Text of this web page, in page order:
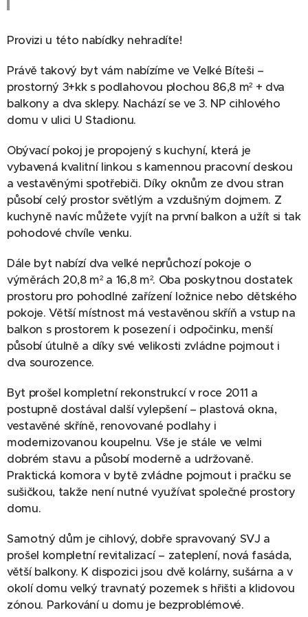
Provizi u této nabídky nehradíte!
Právě takový byt vám nabízíme ve Velké Bíteši –
prostorný 3+kk s podlahovou plochou 86,8 m² + dva
balkony a dva sklepy. Nachází se ve 3. NP cihlového
domu v ulici U Stadionu.
Obývací pokoj je propojený s kuchyní, která je
vybavená kvalitní linkou s kamennou pracovní deskou
a vestavěnými spotřebiči. Díky oknům ze dvou stran
působí celý prostor světlým a vzdušným dojmem. Z
kuchyně navíc můžete vyjít na první balkon a užít si tak
pohodové chvíle venku.
Dále byt nabízí dva velké neprůchozí pokoje o
výměrách 20,8 m² a 16,8 m². Oba poskytnou dostatek
prostoru pro pohodlné zařízení ložnice nebo dětského
pokoje. Větší místnost má vestavěnou skříň a vstup na
balkon s prostorem k posezení i odpočinku, menší
působí útulně a díky své velikosti zvládne pojmout i
dva sourozence.
Byt prošel kompletní rekonstrukcí v roce 2011 a
postupně dostával další vylepšení – plastová okna,
vestavěné skříně, renovované podlahy i
modernizovanou koupelnu. Vše je stále ve velmi
dobrém stavu a působí moderně a udržovaně.
Praktická komora v bytě zvládne pojmout i pračku se
sušičkou, takže není nutné využívat společné prostory
domu.
Samotný dům je cihlový, dobře spravovaný SVJ a
prošel kompletní revitalizací – zateplení, nová fasáda,
větší balkony. K dispozici jsou dvě kolárny, sušárna a v
okolí domu velký travnatý pozemek s hřišti a klidovou
zónou. Parkování u domu je bezproblémové.